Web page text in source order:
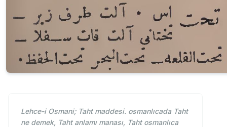
Lehce-i Osmani; Taht maddesi. osmanlıcada Taht
ne demek, Taht anlamı manası, Taht osmanlıca